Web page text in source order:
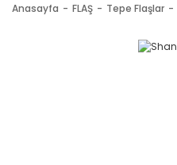
Anasayfa FLAŞ Tepe Flaşlar